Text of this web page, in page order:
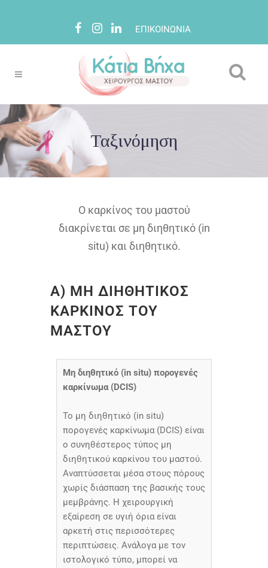
ΕΠΙΚΟΙΝΩΝΙΑ
Ταξινόμηση
Ο καρκίνος του μαστού
διακρίνεται σε μη διηθητικό (in
situ) και διηθητικό.
Α) ΜΗ ΔΙΗΘΗΤΙΚΟΣ
ΚΑΡΚΙΝΟΣ ΤΟΥ
ΜΑΣΤΟΥ
Μη διηθητικό (in situ) πορογενές
καρκίνωμα (DCIS)
Το μη διηθητικό (in situ)
πορογενές καρκίνωμα (DCIS) είναι
ο συνηθέστερος τύπος μη
διηθητικού καρκίνου του μαστού.
Αναπτύσσεται μέσα στους πόρους
χωρίς διάσπαση της βασικής τους
μεμβράνης. Η χειρουργική
εξαίρεση σε υγιή όρια είναι
αρκετή στις περισσότερες
περιπτώσεις. Ανάλογα με τον
ιστολογικό τύπο, μπορεί να